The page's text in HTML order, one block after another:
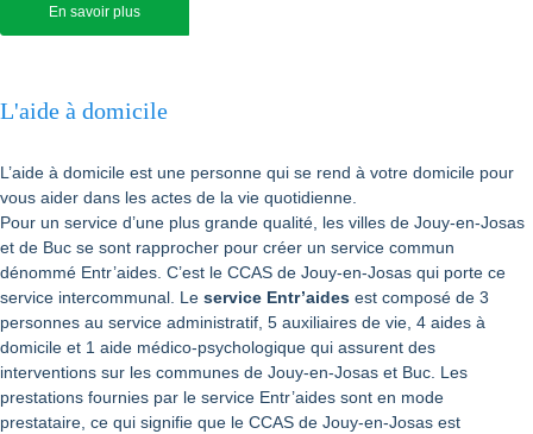
En savoir plus
L'aide à domicile
L’aide à domicile est une personne qui se rend à votre domicile pour
vous aider dans les actes de la vie quotidienne.
Pour un service d’une plus grande qualité, les villes de Jouy-en-Josas
et de Buc se sont rapprocher pour créer un service commun
dénommé Entr’aides. C’est le CCAS de Jouy-en-Josas qui porte ce
service intercommunal. Le service Entr’aides est composé de 3
personnes au service administratif, 5 auxiliaires de vie, 4 aides à
domicile et 1 aide médico-psychologique qui assurent des
interventions sur les communes de Jouy-en-Josas et Buc. Les
prestations fournies par le service Entr’aides sont en mode
prestataire, ce qui signifie que le CCAS de Jouy-en-Josas est